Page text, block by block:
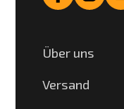
Über uns
Versand